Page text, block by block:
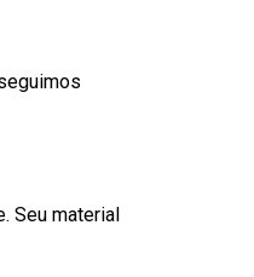
Seu material